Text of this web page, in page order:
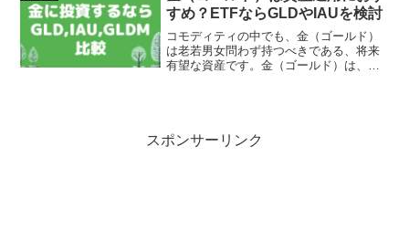
す。「まだ小さいうちは...
すめ？ETFならGLDやIAUを検討
コモディティの中でも、金（ゴールド）
は老若男女問わず持つべきである、将来
有望な資産です。金（ゴールド）は、ど
スポンサーリンク